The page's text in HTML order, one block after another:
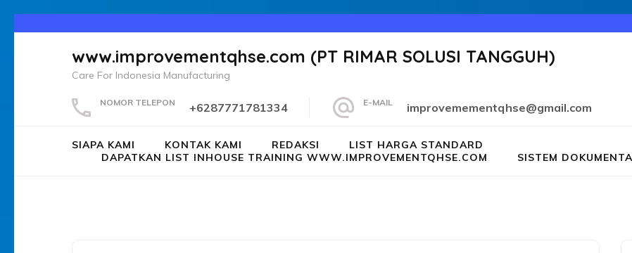
www.improvementqhse.com (PT RIMAR SOLUSI TANGGUH)
Care For Indonesia Manufacturing
NOMOR TELEPON +6287771781334 E-MAIL improvemementqhse@gmail.com
SIAPA KAMI KONTAK KAMI REDAKSI
LIST HARGA STANDARD
DAPATKAN LIST INHOUSE TRAINING WWW.IMPROVEMENTQHSE.COM
SISTEM